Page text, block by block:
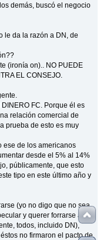
demás, buscó el negocio
le da la razón a DN, de
(ironía on).. NO PUEDE
EL CONSEJO.
FC. Porque él es
relación comercial de
prueba de esto es muy
ese de los americanos
desde el 5% al 14%
públicamente, que esto
tipo en este último año y
(yo no digo que no sea
y querer forrarse a
todos, incluido DN),
no firmaron el pacto de